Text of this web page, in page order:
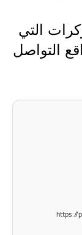
التي
التواصل
https://